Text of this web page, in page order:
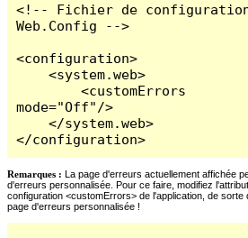
<!-- Fichier de
Web.Config -->
<configuration>
    <system.web>
        <customErrors
mode="Off"/>
    </system.web>
</configuration>
Remarques : La page d'erreurs actuellement affichée
d'erreurs personnalisée. Pour ce faire, modifiez
configuration <customErrors> de l'application, de sorte
page d'erreurs personnalisée !